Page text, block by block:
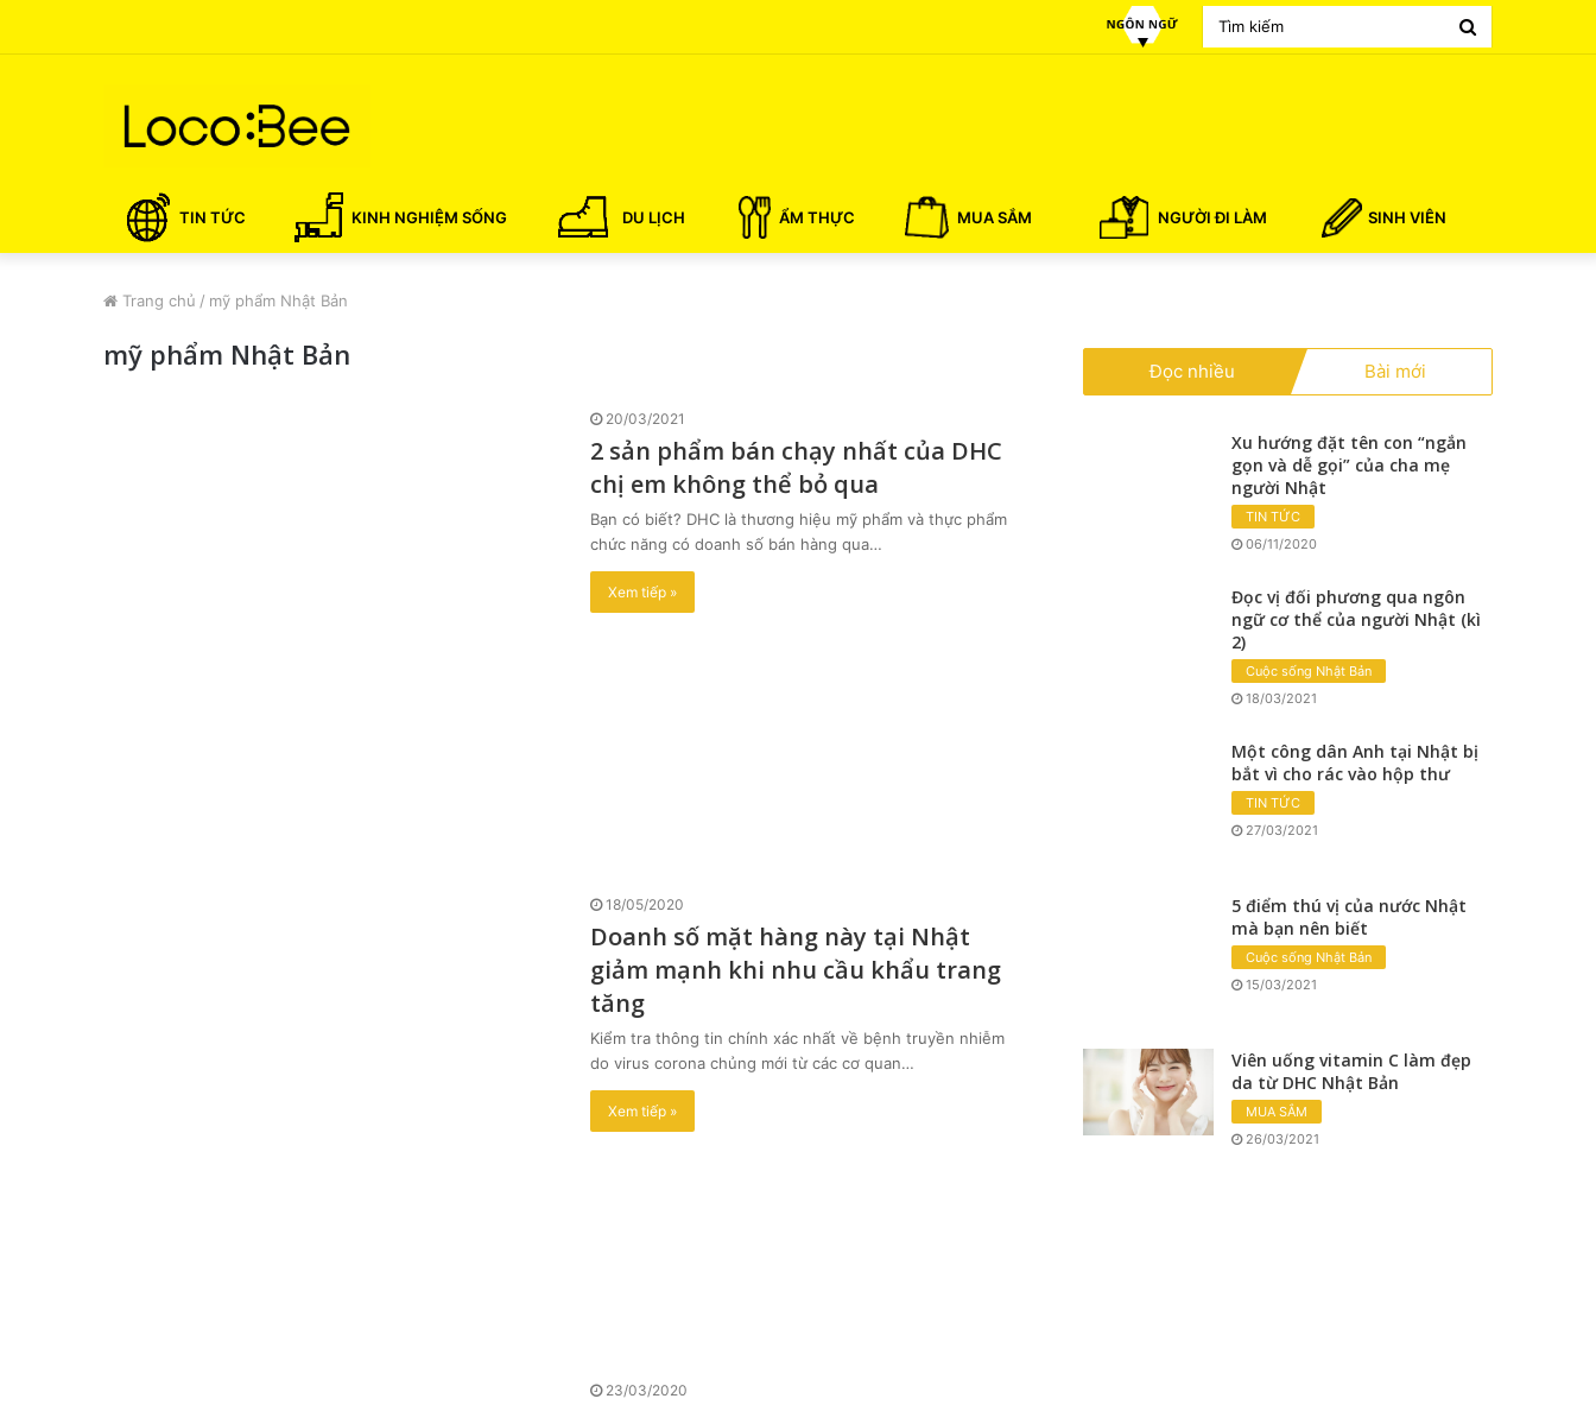
TIN TỨC KINH NGHIỆM SỐNG DU LỊCH ẨM THỰC MUA SẮM NGƯỜI ĐI LÀM SINH VIÊN
Trang chủ / mỹ phẩm Nhật Bản
mỹ phẩm Nhật Bản
20/03/2021
2 sản phẩm bán chạy nhất của DHC
chị em không thể bỏ qua
Bạn có biết? DHC là thương hiệu mỹ phẩm và thực phẩm
chức năng có doanh số bán hàng qua…
Xem tiếp »
18/05/2020
Doanh số mặt hàng này tại Nhật
giảm mạnh khi nhu cầu khẩu trang
tăng
Kiểm tra thông tin chính xác nhất về bệnh truyền nhiễm
do virus corona chủng mới từ các cơ quan…
Xem tiếp »
23/03/2020
Đọc nhiều Bài mới
Xu hướng đặt tên con “ngắn
gọn và dễ gọi” của cha mẹ
người Nhật
TIN TỨC
06/11/2020
Đọc vị đối phương qua ngôn
ngữ cơ thể của người Nhật (kì
2)
Cuộc sống Nhật Bản
18/03/2021
Một công dân Anh tại Nhật bị
bắt vì cho rác vào hộp thư
TIN TỨC
27/03/2021
5 điểm thú vị của nước Nhật
mà bạn nên biết
Cuộc sống Nhật Bản
15/03/2021
Viên uống vitamin C làm đẹp
da từ DHC Nhật Bản
MUA SẮM
26/03/2021